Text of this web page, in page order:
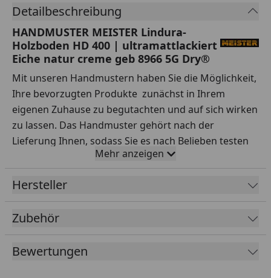
Detailbeschreibung
HANDMUSTER MEISTER Lindura-
Holzboden HD 400 | ultramattlackiert
Eiche natur creme geb 8966 5G Dry®
Mit unseren Handmustern haben Sie die Möglichkeit,
Ihre bevorzugten Produkte zunächst in Ihrem
eigenen Zuhause zu begutachten und auf sich wirken
zu lassen. Das Handmuster gehört nach der
Lieferung Ihnen, sodass Sie es nach Belieben testen
Ihre Vorteile auf einen Blick:
verschiedener Sortimente, Hersteller, Preisklassen
und Qualitäten ausgiebig.
Praxisnahe Tests:
Simulieren Sie den Alltag – wie
Mehr anzeigen
Hersteller
Zubehör
Bewertungen